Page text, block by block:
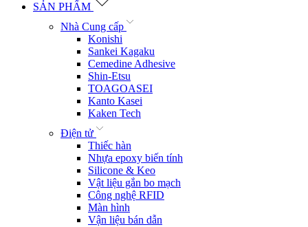
SẢN PHẨM
Nhà Cung cấp
Konishi
Sankei Kagaku
Cemedine Adhesive
Shin-Etsu
TOAGOASEI
Kanto Kasei
Kaken Tech
Điện tử
Thiếc hàn
Nhựa epoxy biến tính
Silicone & Keo
Vật liệu gắn bo mạch
Công nghệ RFID
Màn hình
Vận liệu bán dẫn